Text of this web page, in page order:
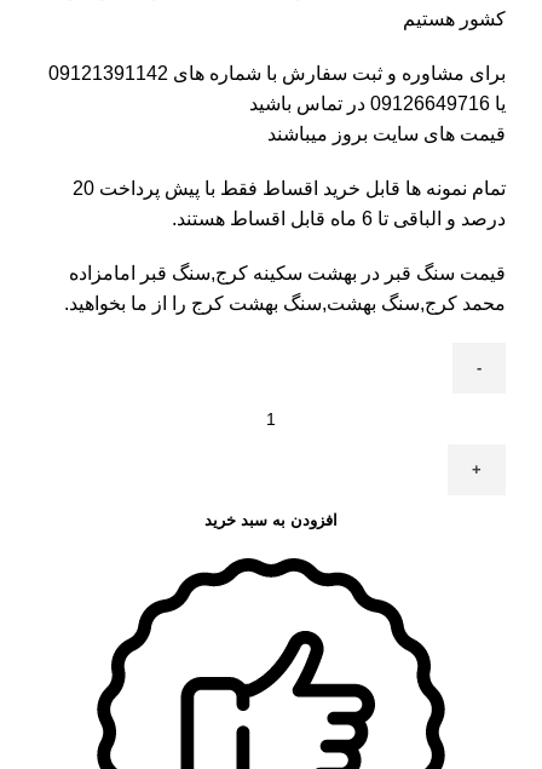
کشور هستیم
برای مشاوره و ثبت سفارش با شماره های 09121391142
یا 09126649716 در تماس باشید
قیمت های سایت بروز میباشند
تمام نمونه ها قابل خرید اقساط فقط با پیش پرداخت 20
درصد و الباقی تا 6 ماه قابل اقساط هستند.
قیمت سنگ قبر در بهشت سکینه کرج,سنگ قبر امامزاده
محمد کرج,سنگ بهشت,سنگ بهشت کرج را از ما بخواهید.
افزودن به سبد خرید